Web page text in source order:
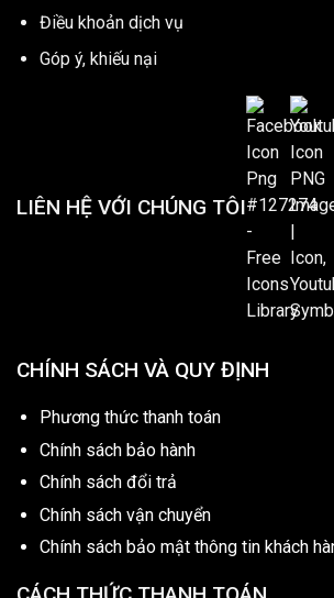
Điều khoản dịch vụ
Góp ý, khiếu nại
LIÊN HỆ VỚI CHÚNG TÔI
CHÍNH SÁCH VÀ QUY ĐỊNH
Phương thức thanh toán
Chính sách bảo hành
Chính sách đổi trả
Chính sách vận chuyển
Chính sách bảo mật thông tin khách